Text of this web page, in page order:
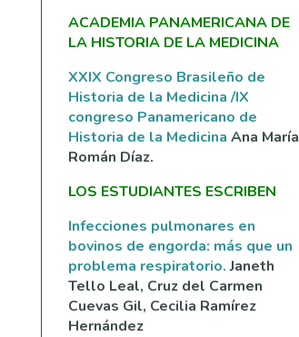
ACADEMIA PANAMERICANA DE
LA HISTORIA DE LA MEDICINA
XXIX Congreso Brasileño de
Historia de la Medicina /IX
congreso Panamericano de
Historia de la Medicina Ana María
Román Díaz.
LOS ESTUDIANTES ESCRIBEN
Infecciones pulmonares en
bovinos de engorda: más que un
problema respiratorio.Janeth
Tello Leal, Cruz del Carmen
Cuevas Gil, Cecilia Ramírez
Hernández